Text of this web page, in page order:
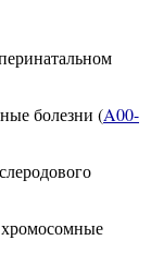
болезни (A00-